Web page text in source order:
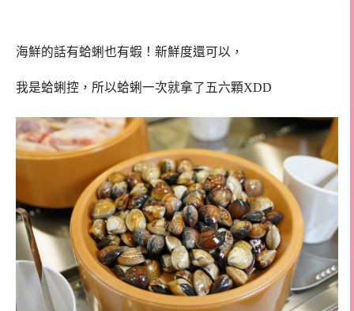
海鮮的話有蛤蜊也有蝦！新鮮度還可以，
我是蛤蜊控，所以蛤蜊一次就拿了五六顆XDD